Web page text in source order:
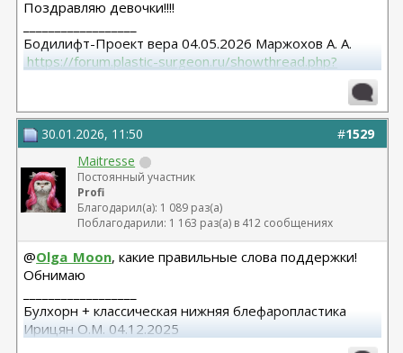
Поздравляю девочки!!!!
Бодилифт-Проект вера 04.05.2026 Маржохов А. А.
https://forum.plastic-surgeon.ru/showthread.php?
Грудь - ментор 325 сс+ высокий профиль.База 11,5 от
06.04.2023
Липосакция подбородка 18.12.2023
#1529
30.01.2026, 11:50
Maitresse
Постоянный участник
Profi
Благодарил(а): 1 089 раз(а)
Поблагодарили: 1 163 раз(а) в 412 сообщениях
@Olga_Moon, какие правильные слова поддержки!
Обнимаю
Булхорн + классическая нижняя блефаропластика
Ирицян О.М. 04.12.2025